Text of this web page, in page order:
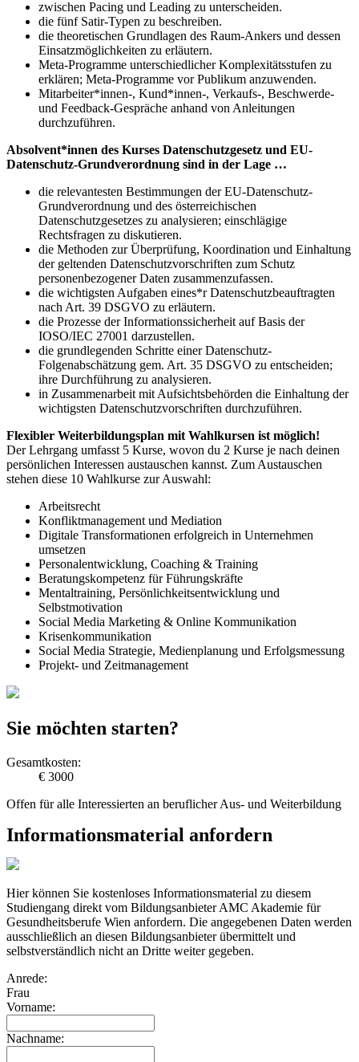
zwischen Pacing und Leading zu unterscheiden.
die fünf Satir-Typen zu beschreiben.
die theoretischen Grundlagen des Raum-Ankers und dessen
Einsatzmöglichkeiten zu erläutern.
Meta-Programme unterschiedlicher Komplexitätsstufen zu
erklären; Meta-Programme vor Publikum anzuwenden.
Mitarbeiter*innen-, Kund*innen-, Verkaufs-, Beschwerde-
und Feedback-Gespräche anhand von Anleitungen
durchzuführen.
Absolvent*innen des Kurses Datenschutzgesetz und EU-
Datenschutz-Grundverordnung sind in der Lage …
die relevantesten Bestimmungen der EU-Datenschutz-
Grundverordnung und des österreichischen
Datenschutzgesetzes zu analysieren; einschlägige
Rechtsfragen zu diskutieren.
die Methoden zur Überprüfung, Koordination und Einhaltung
der geltenden Datenschutzvorschriften zum Schutz
personenbezogener Daten zusammenzufassen.
die wichtigsten Aufgaben eines*r Datenschutzbeauftragten
nach Art. 39 DSGVO zu erläutern.
die Prozesse der Informationssicherheit auf Basis der
IOSO/IEC 27001 darzustellen.
die grundlegenden Schritte einer Datenschutz-
Folgenabschätzung gem. Art. 35 DSGVO zu entscheiden;
ihre Durchführung zu analysieren.
in Zusammenarbeit mit Aufsichtsbehörden die Einhaltung der
wichtigsten Datenschutzvorschriften durchzuführen.
Flexibler Weiterbildungsplan mit Wahlkursen ist möglich!
Der Lehrgang umfasst 5 Kurse, wovon du 2 Kurse je nach deinen
persönlichen Interessen austauschen kannst. Zum Austauschen
stehen diese 10 Wahlkurse zur Auswahl:
Arbeitsrecht
Konfliktmanagement und Mediation
Digitale Transformationen erfolgreich in Unternehmen
umsetzen
Personalentwicklung, Coaching & Training
Beratungskompetenz für Führungskräfte
Mentaltraining, Persönlichkeitsentwicklung und
Selbstmotivation
Social Media Marketing & Online Kommunikation
Krisenkommunikation
Social Media Strategie, Medienplanung und Erfolgsmessung
Projekt- und Zeitmanagement
Sie möchten starten?
Gesamtkosten:
€ 3000
Offen für alle Interessierten an beruflicher Aus- und Weiterbildung
Informationsmaterial anfordern
Hier können Sie kostenloses Informationsmaterial zu diesem
Studiengang direkt vom Bildungsanbieter AMC Akademie für
Gesundheitsberufe Wien anfordern. Die angegebenen Daten werden
ausschließlich an diesen Bildungsanbieter übermittelt und
selbstverständlich nicht an Dritte weiter gegeben.
Anrede:
Frau
Vorname:
Nachname: